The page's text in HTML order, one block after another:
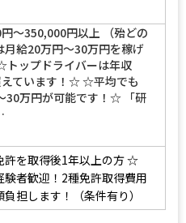
～350,000円以上 （殆どの
月給20万円～30万円を稼げ
トップドライバーは年収
ています！☆ ☆平均でも
30万円が可能です！☆ 「研
許を取得後1年以上の方☆
験者歓迎！2種免許取得費用
担します！（条件有り）